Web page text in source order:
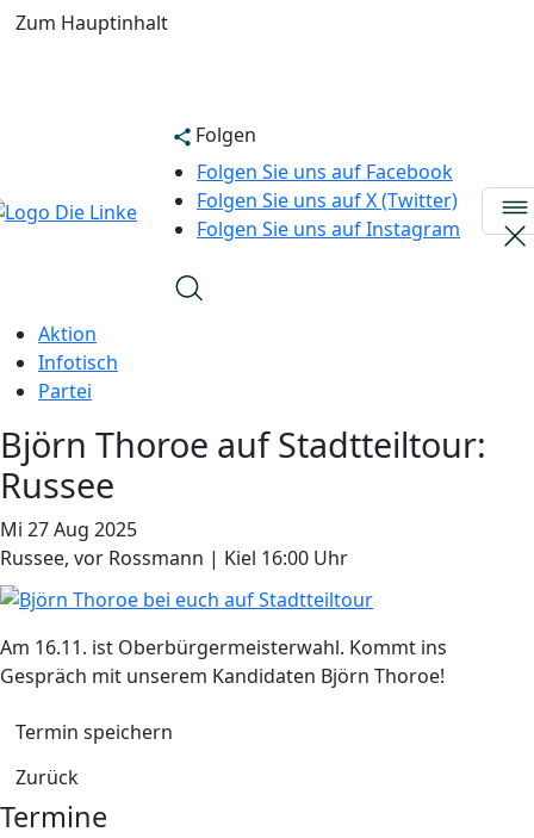
Zum Hauptinhalt
Folgen
Folgen Sie uns auf Facebook
Folgen Sie uns auf X (Twitter)
Folgen Sie uns auf Instagram
Aktion
Infotisch
Partei
Björn Thoroe auf Stadtteiltour:
Russee
Mi 27Aug 2025
Russee, vor Rossmann | Kiel 16:00 Uhr
Am 16.11. ist Oberbürgermeisterwahl. Kommt ins
Gespräch mit unserem Kandidaten Björn Thoroe!
Termin speichern
Zurück
Termine